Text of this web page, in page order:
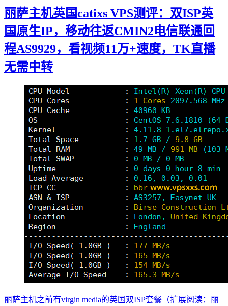
丽萨主机英国catixs VPS测评：双ISP英
国原生IP，移动往返CMIN2电信联通回
程AS9929，看视频11万+速度，TK直播
无需中转
丽萨主机之前有virgin media的英国双ISP套餐（扩展阅读：丽